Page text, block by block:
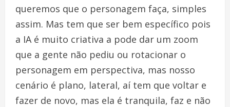
queremos que o personagem faça, simples
assim. Mas tem que ser bem específico pois
a IA é muito criativa a pode dar um zoom
que a gente não pediu ou rotacionar o
personagem em perspectiva, mas nosso
cenário é plano, lateral, aí tem que voltar e
fazer de novo, mas ela é tranquila, faz e não